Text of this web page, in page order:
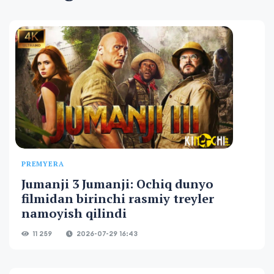
PREMYERA
Jumanji 3 Jumanji: Ochiq dunyo
filmidan birinchi rasmiy treyler
namoyish qilindi
11 259 2026-07-29 16:43